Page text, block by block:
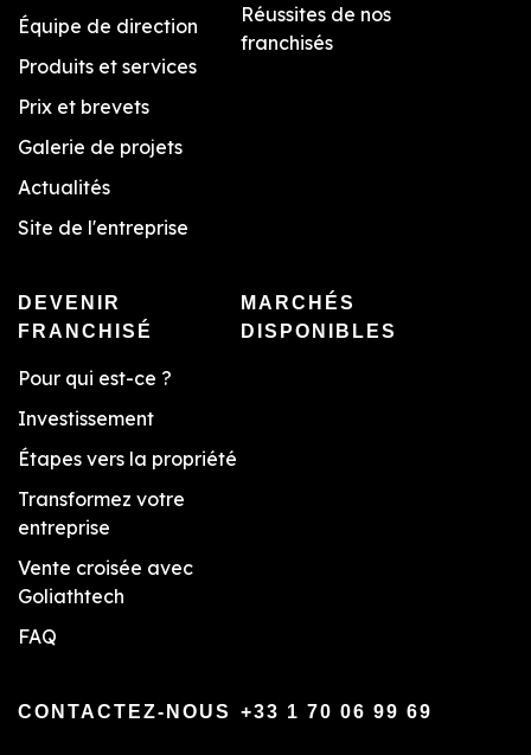
Équipe de direction
Produits et services
Prix et brevets
Galerie de projets
Actualités
Site de l'entreprise
Réussites de nos
franchisés
DEVENIR
FRANCHISÉ
Pour qui est-ce ?
Investissement
Étapes vers la propriété
Transformez votre
entreprise
Vente croisée avec
Goliathtech
FAQ
MARCHÉS
DISPONIBLES
CONTACTEZ-NOUS +33 1 70 06 99 69